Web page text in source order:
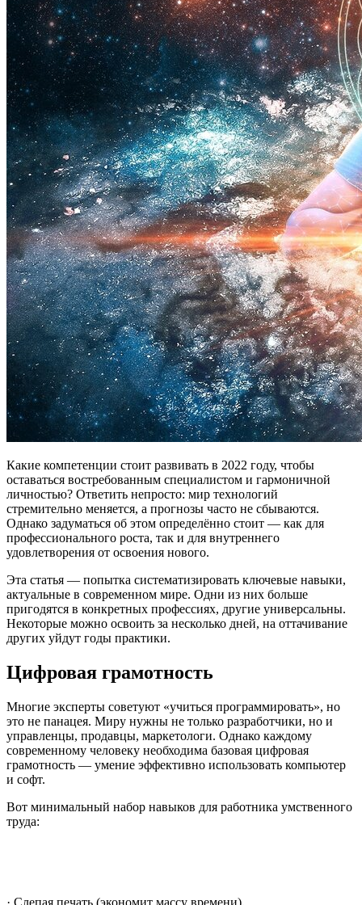
Какие компетенции стоит развивать в 2022 году, чтобы
оставаться востребованным специалистом и гармоничной
личностью? Ответить непросто: мир технологий
стремительно меняется, а прогнозы часто не сбываются.
Однако задуматься об этом определённо стоит — как для
профессионального роста, так и для внутреннего
удовлетворения от освоения нового.
Эта статья — попытка систематизировать ключевые навыки,
актуальные в современном мире. Одни из них больше
пригодятся в конкретных профессиях, другие универсальны.
Некоторые можно освоить за несколько дней, на оттачивание
других уйдут годы практики.
Цифровая грамотность
Многие эксперты советуют «учиться программировать», но
это не панацея. Миру нужны не только разработчики, но и
управленцы, продавцы, маркетологи. Однако каждому
современному человеку необходима базовая цифровая
грамотность — умение эффективно использовать компьютер
и софт.
Вот минимальный набор навыков для работника умственного
труда:
· Слепая печать (экономит массу времени).